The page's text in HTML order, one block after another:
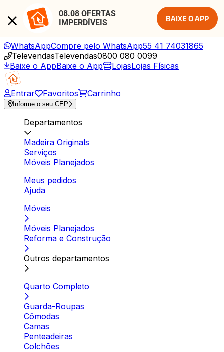
08.08 OFERTAS
IMPERDÍVEIS
BAIXE O APP
WhatsAppCompre pelo WhatsApp55 41 74031865
TelevendasTelevendas0800 080 0099
Baixe o AppBaixe o App LojasLojas Físicas
Entrar Favoritos Carrinho
Informe o seu CEP
Departamentos
Madeira Originals
Serviços
Móveis Planejados
Meus pedidos
Ajuda
Móveis
Móveis Planejados
Reforma e Construção
Outros departamentos
Quarto Completo
Guarda-Roupas
Cômodas
Camas
Penteadeiras
Colchões